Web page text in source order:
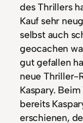
des Thrillers
Kauf sehr
selbst auch
geocachen
gut gefallen
neue Thriller-
Kaspary.
bereits
erschienen,